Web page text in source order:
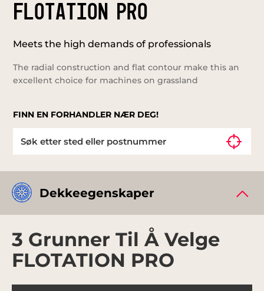
FLOTATION PRO
Meets the high demands of professionals
The radial construction and flat contour make this an
excellent choice for machines on grassland
FINN EN FORHANDLER NÆR DEG!
Dekkeegenskaper
3 Grunner Til Å Velge
FLOTATION PRO